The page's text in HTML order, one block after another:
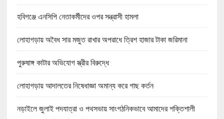
হবিগঞ্জে এনসিপি নেতাকর্মীদের ওপর সন্ত্রাসী হামলা
লোহাগড়ায় অবৈধ সার মজুত রাখার অপরাধে ত্রিশ হাজার টাকা জরিমানা
পুরুষাঙ্গ কাটার অভিযোগ স্ত্রীর বিরুদ্ধে
লোহাগড়ায় আদালতের নিষেধাজ্ঞা অমান্য করে গাছ কর্তন
নড়াইলে জুলাই পদযাত্রা ও পথসভায় সাংগঠনিকভাবে আমাদের শক্তিশালী